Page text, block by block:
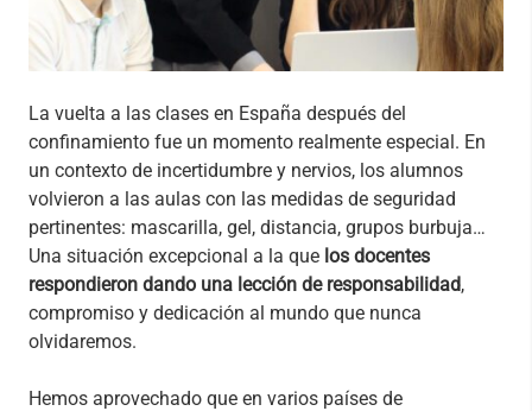
La vuelta a las clases en España después del
confinamiento fue un momento realmente especial. En
un contexto de incertidumbre y nervios, los alumnos
volvieron a las aulas con las medidas de seguridad
pertinentes: mascarilla, gel, distancia, grupos burbuja…
Una situación excepcional a la que los docentes
respondieron dando una lección de responsabilidad,
compromiso y dedicación al mundo que nunca
olvidaremos.
Hemos aprovechado que en varios países de